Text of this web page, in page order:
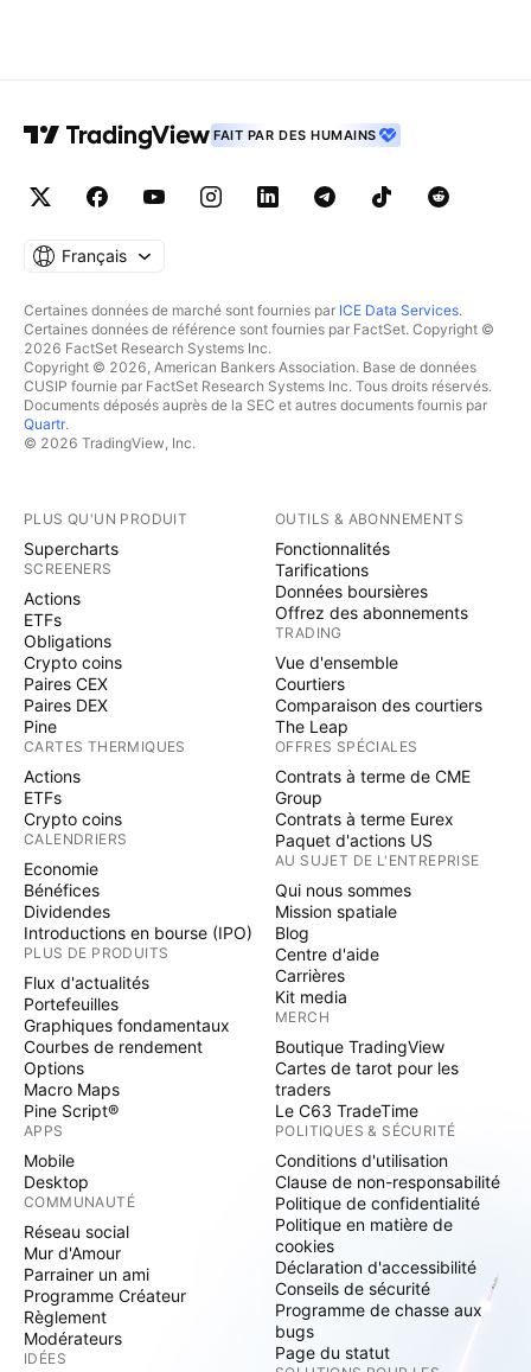
FAIT PAR DES HUMAINS
Français
Certaines données de marché sont fournies par ICE Data Services.
Certaines données de référence sont fournies par FactSet. Copyright ©
2026 FactSet Research Systems Inc.
Copyright © 2026, American Bankers Association. Base de données
CUSIP fournie par FactSet Research Systems Inc. Tous droits réservés.
Documents déposés auprès de la SEC et autres documents fournis par
Quartr.
© 2026 TradingView, Inc.
PLUS QU'UN PRODUIT
Supercharts
SCREENERS
Actions
ETFs
Obligations
Crypto coins
Paires CEX
Paires DEX
Pine
CARTES THERMIQUES
Actions
ETFs
Crypto coins
CALENDRIERS
Economie
Bénéfices
Dividendes
Introductions en bourse (IPO)
PLUS DE PRODUITS
Flux d'actualités
Portefeuilles
Graphiques fondamentaux
Courbes de rendement
Options
Macro Maps
Pine Script®
APPS
Mobile
Desktop
COMMUNAUTÉ
Réseau social
Mur d'Amour
Parrainer un ami
Programme Créateur
Règlement
Modérateurs
IDÉES
OUTILS & ABONNEMENTS
Fonctionnalités
Tarifications
Données boursières
Offrez des abonnements
TRADING
Vue d'ensemble
Courtiers
Comparaison des courtiers
The Leap
OFFRES SPÉCIALES
Contrats à terme de CME
Group
Contrats à terme Eurex
Paquet d'actions US
AU SUJET DE L'ENTREPRISE
Qui nous sommes
Mission spatiale
Blog
Centre d'aide
Carrières
Kit media
MERCH
Boutique TradingView
Cartes de tarot pour les
traders
Le C63 TradeTime
POLITIQUES & SÉCURITÉ
Conditions d'utilisation
Clause de non-responsabilité
Politique de confidentialité
Politique en matière de
cookies
Déclaration d'accessibilité
Conseils de sécurité
Programme de chasse aux
bugs
Page du statut